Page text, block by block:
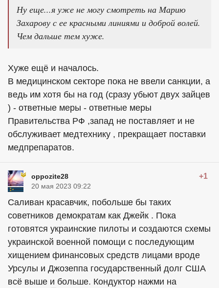
Ну еще...я уже не могу смотреть на Марию
Захарову с ее красными линиями и доброй волей.
Чем дальше тем хуже.
Хуже ещё и началось.
В медицинском секторе пока не ввели санкции, а
ведь им хотя бы на год (сразу убьют двух зайцев
) - ответные меры - ответные меры
Правительства РФ ,запад не поставляет и не
обслуживает медтехнику , прекращает поставки
медпрепаратов.
oppozite28 +1
20 мая 2023 09:22
Саливан красавчик, побольше бы таких
советников демократам как Джейк . Пока
готовятся украинские пилоты и создаются схемы
украинской военной помощи с последующим
хищением финансовых средств лицами вроде
Урсулы и Джозеппа государственный долг США
всё выше и больше. Кондуктор нажми на